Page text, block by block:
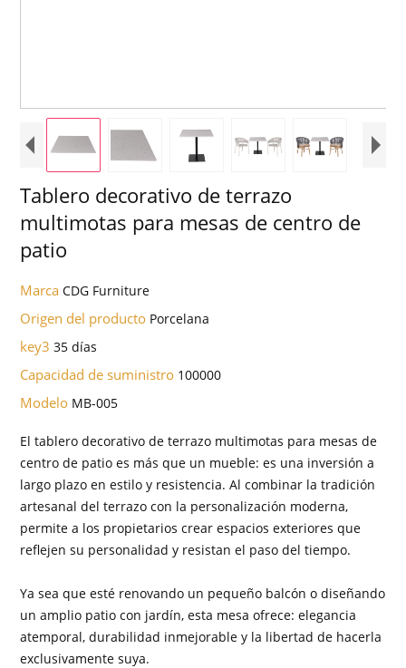
Tablero decorativo de terrazo
multimotas para mesas de centro de
patio
MarcaCDG Furniture
Origen del producto Porcelana
key335 días
Capacidad de suministro 100000
Modelo MB-005
El tablero decorativo de terrazo multimotas para mesas de
centro de patio es más que un mueble: es una inversión a
largo plazo en estilo y resistencia. Al combinar la tradición
artesanal del terrazo con la personalización moderna,
permite a los propietarios crear espacios exteriores que
reflejen su personalidad y resistan el paso del tiempo.
Ya sea que esté renovando un pequeño balcón o diseñando
un amplio patio con jardín, esta mesa ofrece: elegancia
atemporal, durabilidad inmejorable y la libertad de hacerla
exclusivamente suya.